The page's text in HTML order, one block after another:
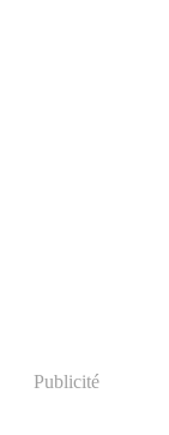
Publicité